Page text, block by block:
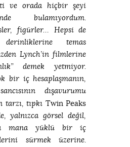
ve orada hiçbir şeyi
bulamıyordum.
figürler… Hepsi de
derinliklerine temas
Lynch’in filmlerine
demek yetmiyor.
bir iç hesaplaşmanın,
dışavurumu
tarzı, tıpkı Twin Peaks
yalnızca görsel değil,
mana yüklü bir iç
sürmek üzerine.